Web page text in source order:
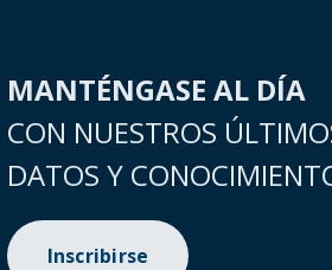
MANTÉNGASE AL DÍA
CON NUESTROS
DATOS Y
Inscribirse